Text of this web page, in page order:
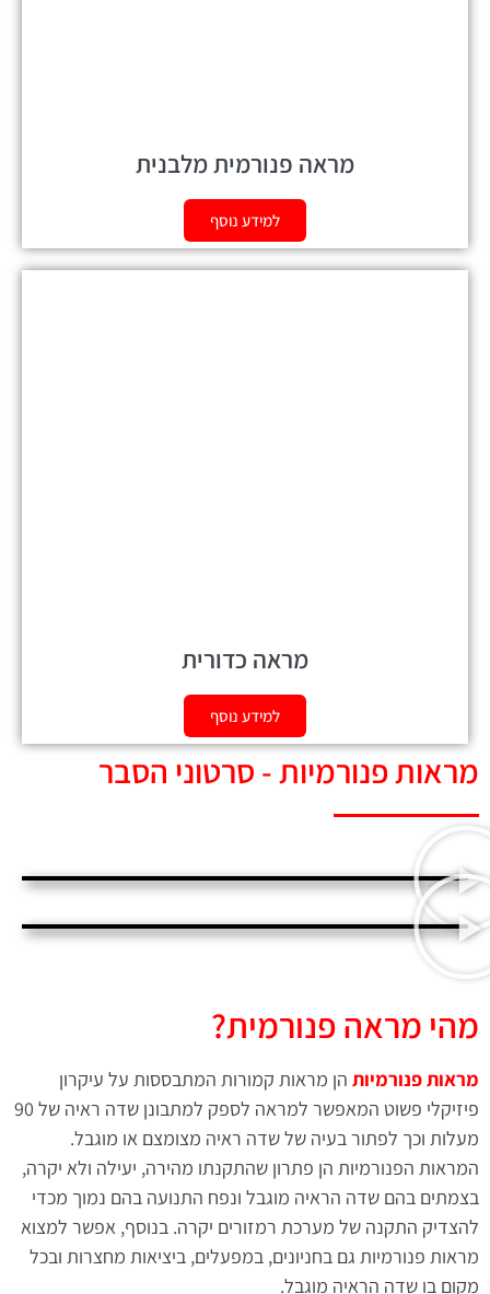
מראה פנורמית מלבנית
למידע נוסף
מראה כדורית
למידע נוסף
מראות פנורמיות - סרטוני הסבר
מהי מראה פנורמית?
מראות פנורמיות הן מראות קמורות המתבססות על עיקרון
פיזיקלי פשוט המאפשר למראה לספק למתבונן שדה ראיה של 90
מעלות וכך לפתור בעיה של שדה ראיה מצומצם או מוגבל.
המראות הפנורמיות הן פתרון שהתקנתו מהירה, יעילה ולא יקרה,
בצמתים בהם שדה הראיה מוגבל ונפח התנועה בהם נמוך מכדי
להצדיק התקנה של מערכת רמזורים יקרה. בנוסף, אפשר למצוא
מראות פנורמיות גם בחניונים, במפעלים, ביציאות מחצרות ובכל
מקום בו שדה הראיה מוגבל.